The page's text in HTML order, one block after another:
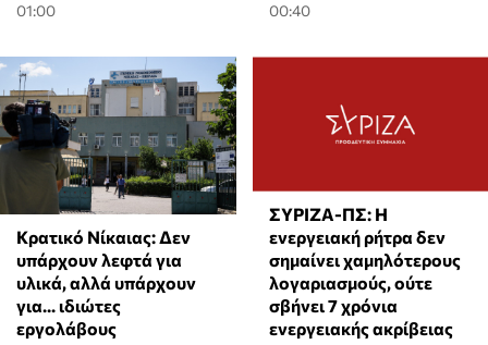
01:00
00:40
Κρατικό Νίκαιας: Δεν
υπάρχουν λεφτά για
υλικά, αλλά υπάρχουν
για... ιδιώτες
εργολάβους
ΣΥΡΙΖΑ-ΠΣ: Η
ενεργειακή ρήτρα δεν
σημαίνει χαμηλότερους
λογαριασμούς, ούτε
σβήνει 7 χρόνια
ενεργειακής ακρίβειας